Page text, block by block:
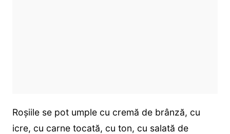
Roșiile se pot umple cu cremă de brânză, cu
icre, cu carne tocată, cu ton, cu salată de